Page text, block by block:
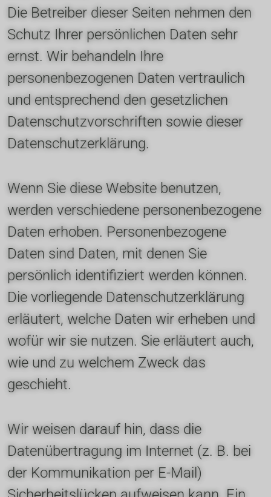
Die Betreiber dieser Seiten nehmen den
Schutz Ihrer persönlichen Daten sehr
ernst. Wir behandeln Ihre
personenbezogenen Daten vertraulich
und entsprechend den gesetzlichen
Datenschutzvorschriften sowie dieser
Datenschutzerklärung.
Wenn Sie diese Website benutzen,
werden verschiedene personenbezogene
Daten erhoben. Personenbezogene
Daten sind Daten, mit denen Sie
persönlich identifiziert werden können.
Die vorliegende Datenschutzerklärung
erläutert, welche Daten wir erheben und
wofür wir sie nutzen. Sie erläutert auch,
wie und zu welchem Zweck das
geschieht.
Wir weisen darauf hin, dass die
Datenübertragung im Internet (z. B. bei
der Kommunikation per E-Mail)